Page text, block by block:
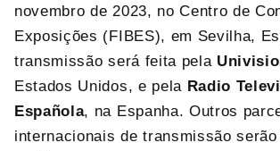
novembro de 2023, no Centro de
Exposições (FIBES), em Sevilha,
transmissão será feita pela
Estados Unidos, e pelaRadio
Española, na Espanha. Outros
internacionais de transmissão serão